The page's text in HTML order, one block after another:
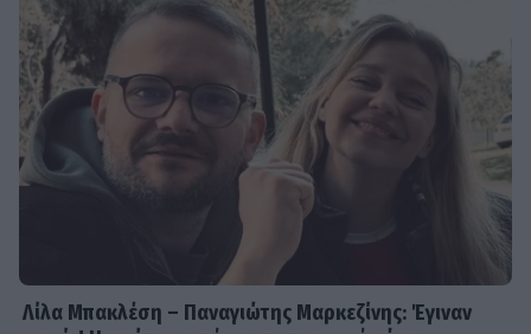
Λίλα Μπακλέση – Παναγιώτης Μαρκεζίνης: Έγιναν